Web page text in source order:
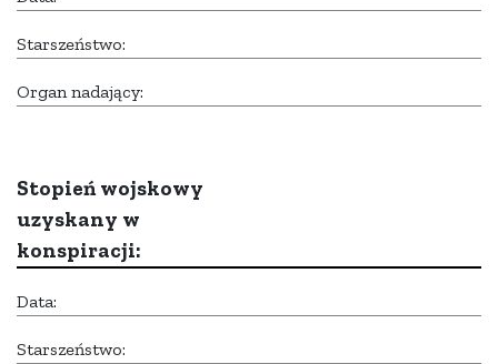
Starszeństwo:
Organ nadający:
Stopień wojskowy
uzyskany w
konspiracji:
Data:
Starszeństwo: